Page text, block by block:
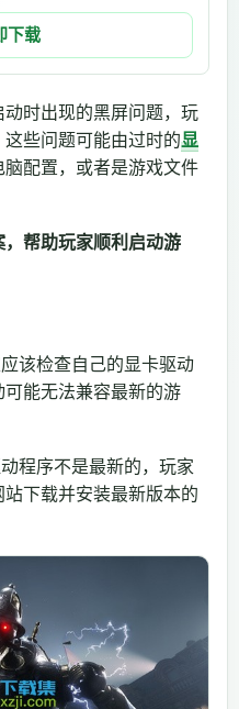
下载
动时出现的黑屏问题，玩
些问题可能由过时的显
配置，或者是游戏文件
帮助玩家顺利启动游
该检查自己的显卡驱动
能无法兼容最新的游
程序不是最新的，玩家
下载并安装最新版本的